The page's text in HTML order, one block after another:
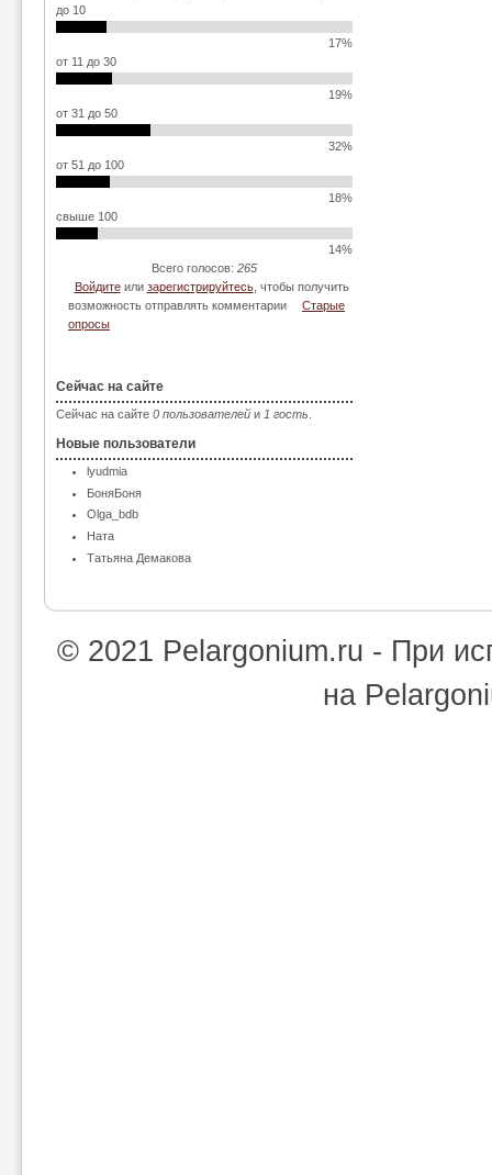
до 10
17%
от 11 до 30
19%
от 31 до 50
32%
от 51 до 100
18%
свыше 100
14%
Всего голосов: 265
Войдитеили зарегистрируйтесь, чтобы получить
возможность отправлять комментарии
Старые
опросы
Сейчас на сайте
Сейчас на сайте 0 пользователей и 1 гость
Новые пользователи
lyudmia
БоняБоня
Olga_bdb
Ната
Татьяна Демакова
© 2021 Pelargonium.ru - При
на